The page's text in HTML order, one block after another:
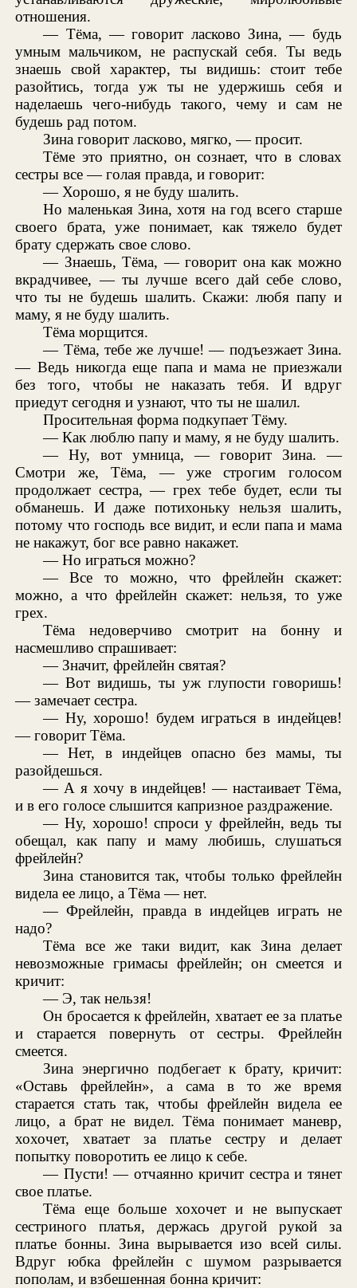
отношения.
— Тёма, — говорит ласково Зина, — будь
умным мальчиком, не распускай себя. Ты ведь
знаешь свой характер, ты видишь: стоит тебе
разойтись, тогда уж ты не удержишь себя и
наделаешь чего-нибудь такого, чему и сам не
будешь рад потом.
Зина говорит ласково, мягко, — просит.
Тёме это приятно, он сознает, что в словах
сестры все — голая правда, и говорит:
— Хорошо, я не буду шалить.
Но маленькая Зина, хотя на год всего старше
своего брата, уже понимает, как тяжело будет
брату сдержать свое слово.
— Знаешь, Тёма, — говорит она как можно
вкрадчивее, — ты лучше всего дай себе слово,
что ты не будешь шалить. Скажи: любя папу и
маму, я не буду шалить.
Тёма морщится.
— Тёма, тебе же лучше! — подъезжает Зина.
— Ведь никогда еще папа и мама не приезжали
без того, чтобы не наказать тебя. И вдруг
приедут сегодня и узнают, что ты не шалил.
Просительная форма подкупает Тёму.
— Как люблю папу и маму, я не буду шалить.
— Ну, вот умница, — говорит Зина. —
Смотри же, Тёма, — уже строгим голосом
продолжает сестра, — грех тебе будет, если ты
обманешь. И даже потихоньку нельзя шалить,
потому что господь все видит, и если папа и мама
не накажут, бог все равно накажет.
— Но играться можно?
— Все то можно, что фрейлейн скажет:
можно, а что фрейлейн скажет: нельзя, то уже
грех.
Тёма недоверчиво смотрит на бонну и
насмешливо спрашивает:
— Значит, фрейлейн святая?
— Вот видишь, ты уж глупости говоришь!
— замечает сестра.
— Ну, хорошо! будем играться в индейцев!
— говорит Тёма.
— Нет, в индейцев опасно без мамы, ты
разойдешься.
— А я хочу в индейцев! — настаивает Тёма,
и в его голосе слышится капризное раздражение.
— Ну, хорошо! спроси у фрейлейн, ведь ты
обещал, как папу и маму любишь, слушаться
фрейлейн?
Зина становится так, чтобы только фрейлейн
видела ее лицо, а Тёма — нет.
— Фрейлейн, правда в индейцев играть не
надо?
Тёма все же таки видит, как Зина делает
невозможные гримасы фрейлейн; он смеется и
кричит:
— Э, так нельзя!
Он бросается к фрейлейн, хватает ее за платье
и старается повернуть от сестры. Фрейлейн
смеется.
Зина энергично подбегает к брату, кричит:
«Оставь фрейлейн», а сама в то же время
старается стать так, чтобы фрейлейн видела ее
лицо, а брат не видел. Тёма понимает маневр,
хохочет, хватает за платье сестру и делает
попытку поворотить ее лицо к себе.
— Пусти! — отчаянно кричит сестра и тянет
свое платье.
Тёма еще больше хохочет и не выпускает
сестриного платья, держась другой рукой за
платье бонны. Зина вырывается изо всей силы.
Вдруг юбка фрейлейн с шумом разрывается
пополам, и взбешенная бонна кричит: